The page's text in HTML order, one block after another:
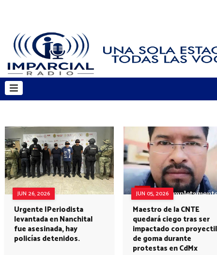
JUN 26, 2026
Urgente |Periodista
levantada en Nanchital
fue asesinada, hay
policías detenidos.
JUN 05, 2026
Maestro de la CNTE
quedará ciego tras ser
impactado con proyectil
de goma durante
protestas en CdMx